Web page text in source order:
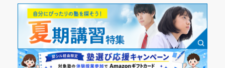
1日あたりの授業時間
1時間～2時間未満
月額料金
塾内の環境
暖房冷房はかなり気を使ってくださっていたと思います。ま
た、自習の席が衝立のある席から衝立のない広めの席まであ
り、用途や気分で席を変えられてやりやすかったです。しか
し注意書きのラミネートされたポスターを机に直貼りされる